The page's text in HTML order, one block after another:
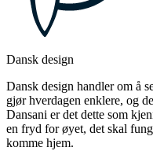
Dansk design
Dansk design handler om å
gjør hverdagen enklere, og
Dansani er det dette som
en fryd for øyet, det skal
komme hjem.